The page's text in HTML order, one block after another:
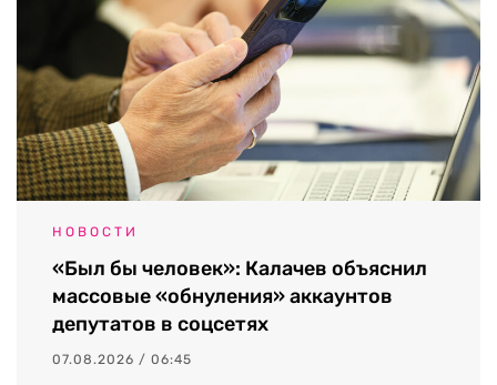
НОВОСТИ
«Был бы человек»: Калачев объяснил
массовые «обнуления» аккаунтов
депутатов в соцсетях
07.08.2026 / 06:45